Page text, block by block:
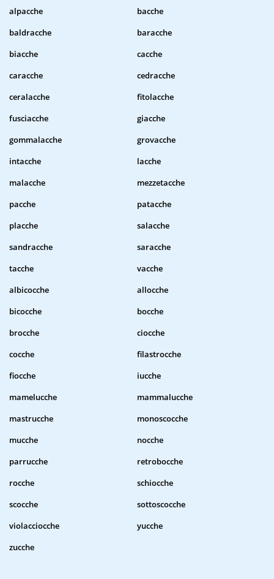
alpacche
bacche
baldracche
baracche
biacche
cacche
caracche
cedracche
ceralacche
fitolacche
fusciacche
giacche
gommalacche
grovacche
intacche
lacche
malacche
mezzetacche
pacche
patacche
placche
salacche
sandracche
saracche
tacche
vacche
albicocche
allocche
bicocche
bocche
brocche
ciocche
cocche
filastrocche
fiocche
iucche
mamelucche
mammalucche
mastrucche
monoscocche
mucche
nocche
parrucche
retrobocche
rocche
schiocche
scocche
sottoscocche
violacciocche
yucche
zucche